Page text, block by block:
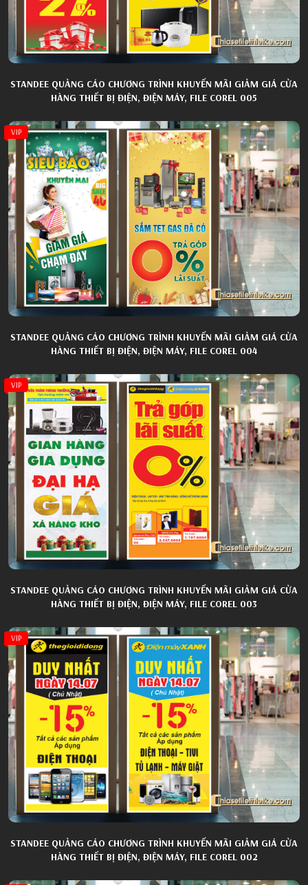
STANDEE QUẢNG CÁO CHƯƠNG TRÌNH KHUYẾN MÃI GIẢM GIÁ CỬA
HÀNG THIẾT BỊ ĐIỆN, ĐIỆN MÁY, FILE COREL 005
VIP
STANDEE QUẢNG CÁO CHƯƠNG TRÌNH KHUYẾN MÃI GIẢM GIÁ CỬA
HÀNG THIẾT BỊ ĐIỆN, ĐIỆN MÁY, FILE COREL 004
VIP
STANDEE QUẢNG CÁO CHƯƠNG TRÌNH KHUYẾN MÃI GIẢM GIÁ CỬA
HÀNG THIẾT BỊ ĐIỆN, ĐIỆN MÁY, FILE COREL 003
VIP
STANDEE QUẢNG CÁO CHƯƠNG TRÌNH KHUYẾN MÃI GIẢM GIÁ CỬA
HÀNG THIẾT BỊ ĐIỆN, ĐIỆN MÁY, FILE COREL 002